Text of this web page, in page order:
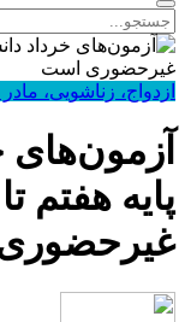
ازدواج، زناشویی،
آزمون‌های
پایه هفتم